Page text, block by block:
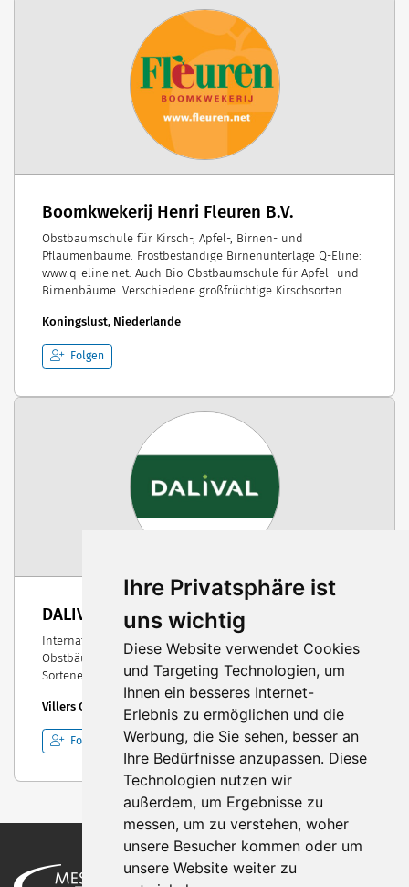
Ihre Privatsphäre ist
uns wichtig
Diese Website verwendet Cookies
und Targeting Technologien, um
Ihnen ein besseres Internet-
Erlebnis zu ermöglichen und die
Werbung, die Sie sehen, besser an
Ihre Bedürfnisse anzupassen. Diese
Technologien nutzen wir
außerdem, um Ergebnisse zu
messen, um zu verstehen, woher
unsere Besucher kommen oder um
unsere Website weiter zu
Boomkwekerij Henri Fleuren B.V.
Obstbaumschule für Kirsch-, Apfel-, Birnen- und
Pflaumenbäume. Frostbeständige Birnenunterlage Q-Eline:
www.q-eline.net. Auch Bio-Obstbaumschule für Apfel- und
Birnenbäume. Verschiedene großfrüchtige Kirschsorten.
Koningslust, Niederlande
Folgen
DALIVAL
Internationale Vermehrung und Lieferung von
Obstbäumen, unterstützt durch fortschrittliche
Sortenentwicklung mit modernsten Techniken.
Villers Cotterêts, Frankreich
Folgen